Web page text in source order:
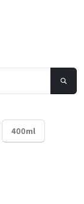
400ml